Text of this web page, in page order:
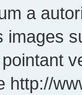
a
images
http://